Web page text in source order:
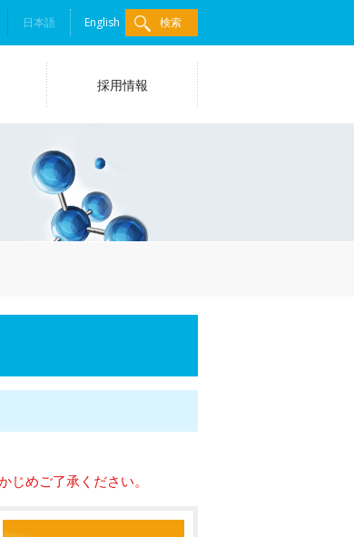
日本語 English 検索
採用情報
めご了承ください。